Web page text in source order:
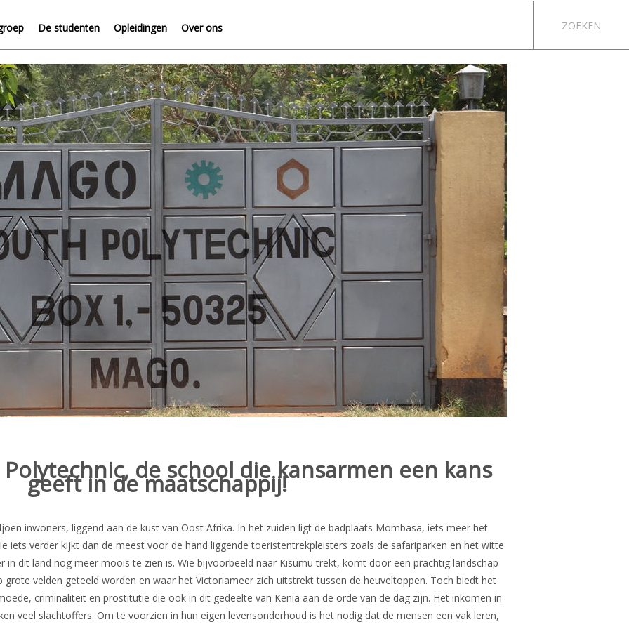
De studenten Opleidingen Over ons ZOEKEN
de school die kansarmen een kans
geeft in de maatschappij!
inwoners, liggend aan de kust van Oost Afrika. In het zuiden ligt de badplaats Mombasa, iets meer het
iets verder kijkt dan de meest voor de hand liggende toeristentrekpleisters zoals de safariparken en het witte
dit land nog meer moois te zien is. Wie bijvoorbeeld naar Kisumu trekt, komt door een prachtig landschap
velden geteeld worden en waar het Victoriameer zich uitstrekt tussen de heuveltoppen. Toch biedt het
criminaliteit en prostitutie die ook in dit gedeelte van Kenia aan de orde van de dag zijn. Het inkomen in
veel slachtoffers. Om te voorzien in hun eigen levensonderhoud is het nodig dat de mensen een vak leren,